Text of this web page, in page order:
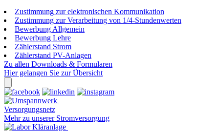
Zustimmung zur elektronischen Kommunikation
Zustimmung zur Verarbeitung von 1/4-Stundenwerten
Bewerbung Allgemein
Bewerbung Lehre
Zählerstand Strom
Zählerstand PV-Anlagen
Zu allen Downloads & Formularen
Hier gelangen Sie zur Übersicht
Versorgungsnetz
Mehr zu unserer Stromversorgung